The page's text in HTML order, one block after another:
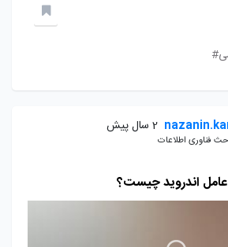
2 سال پیش
فناوری اطلاعات
اندروید چیست؟